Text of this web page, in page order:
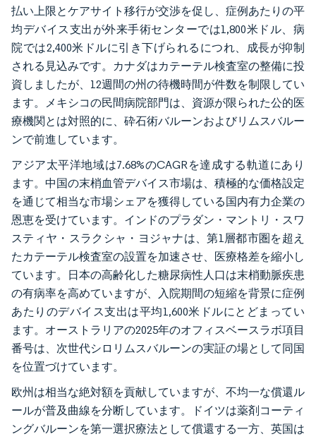
払い上限とケアサイト移行が交渉を促し、症例あたりの平
均デバイス支出が外来手術センターでは1,800米ドル、病
院では2,400米ドルに引き下げられるにつれ、成長が抑制
される見込みです。カナダはカテーテル検査室の整備に投
資しましたが、12週間の州の待機時間が件数を制限してい
ます。メキシコの民間病院部門は、資源が限られた公的医
療機関とは対照的に、砕石術バルーンおよびリムスバルー
ンで前進しています。
アジア太平洋地域は7.68%のCAGRを達成する軌道にあり
ます。中国の末梢血管デバイス市場は、積極的な価格設定
を通じて相当な市場シェアを獲得している国内有力企業の
恩恵を受けています。インドのプラダン・マントリ・スワ
スティヤ・スラクシャ・ヨジャナは、第1層都市圏を超え
たカテーテル検査室の設置を加速させ、医療格差を縮小し
ています。日本の高齢化した糖尿病性人口は末梢動脈疾患
の有病率を高めていますが、入院期間の短縮を背景に症例
あたりのデバイス支出は平均1,600米ドルにとどまってい
ます。オーストラリアの2025年のオフィスベースラボ項目
番号は、次世代シロリムスバルーンの実証の場として同国
を位置づけています。
欧州は相当な絶対額を貢献していますが、不均一な償還ル
ールが普及曲線を分断しています。ドイツは薬剤コーティ
ングバルーンを第一選択療法として償還する一方、英国は